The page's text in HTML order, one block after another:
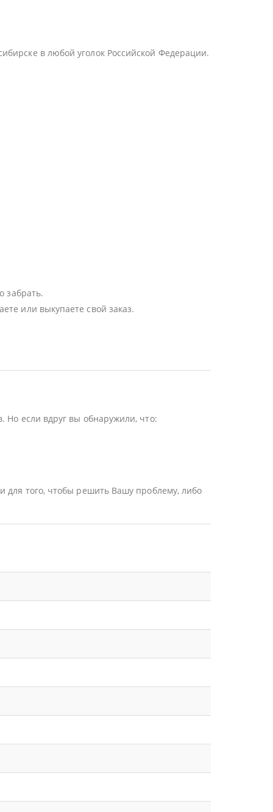
в любой уголок Российской Федерации.
забрать.
или выкупаете свой заказ.
Но если вдруг вы обнаружили, что:
для того, чтобы решить Вашу проблему, либо